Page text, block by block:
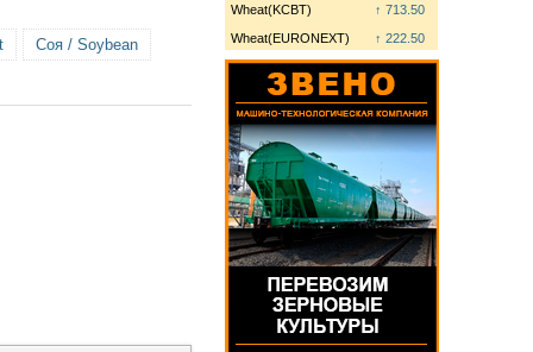
Соя / Soybean
Wheat(KCBT)
↑ 713.50
Wheat(EURONEXT)
↑ 222.50